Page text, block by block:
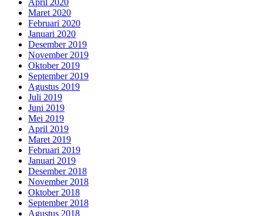
April 2020
Maret 2020
Februari 2020
Januari 2020
Desember 2019
November 2019
Oktober 2019
September 2019
Agustus 2019
Juli 2019
Juni 2019
Mei 2019
April 2019
Maret 2019
Februari 2019
Januari 2019
Desember 2018
November 2018
Oktober 2018
September 2018
Agustus 2018